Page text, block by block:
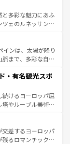
と多彩な魅力にあふ
ェのルネッサンス
マルフィ海岸の絶
合間には、本場の
を堪能することも
旅をしてみよう！
インは、太陽が降り
まで、多彩な自然
メンコ、熱気あふ
の一部となってい
や、バルセロナの
ローマ遺跡や中世
スペインはその個
る。 なお、新着のスペイン情報は コ
・有名観光スポ
続けるヨーロッパ屈
やルーブル美術館
宮殿、歴史的な大
然が、訪れる者を心
国としても知ら
交差するヨーロッパ
るロマンチック街